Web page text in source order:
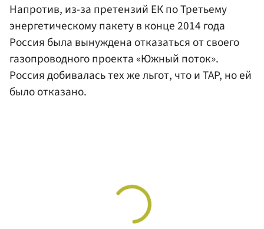
Напротив, из-за претензий ЕК по Третьему
энергетическому пакету в конце 2014 года
Россия была вынуждена отказаться от своего
газопроводного проекта «Южный поток».
Россия добивалась тех же льгот, что и TAP, но ей
было отказано.